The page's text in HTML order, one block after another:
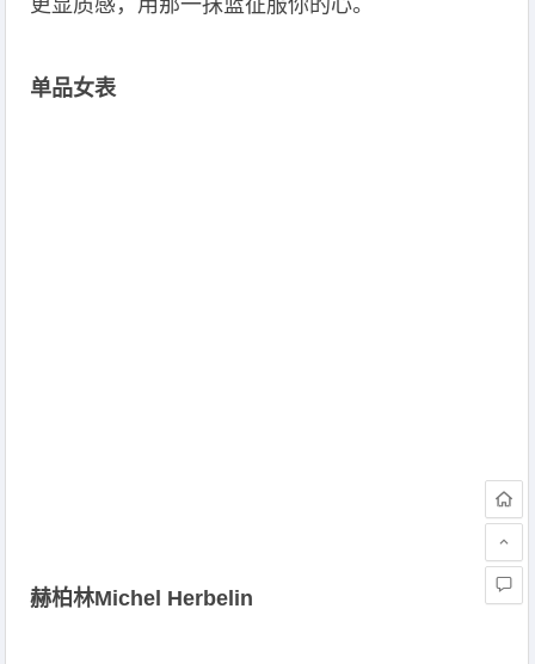
更显质感，用那一抹蓝征服你的心。
单品女表
赫柏林Michel Herbelin